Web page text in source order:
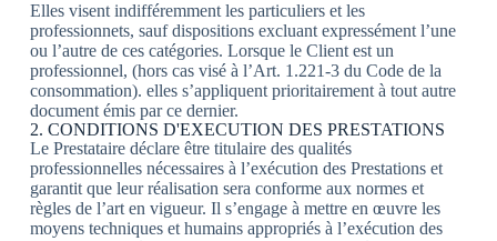
Elles visent indifféremment les particuliers et les
professionnets, sauf dispositions excluant expressément l’une
ou l’autre de ces catégories. Lorsque le Client est un
professionnel, (hors cas visé à l’Art. 1.221-3 du Code de la
consommation). elles s’appliquent prioritairement à tout autre
document émis par ce dernier.
2. CONDITIONS D'EXECUTION DES PRESTATIONS
Le Prestataire déclare être titulaire des qualités
professionnelles nécessaires à l’exécution des Prestations et
garantit que leur réalisation sera conforme aux normes et
règles de l’art en vigueur. Il s’engage à mettre en œuvre les
moyens techniques et humains appropriés à l’exécution des